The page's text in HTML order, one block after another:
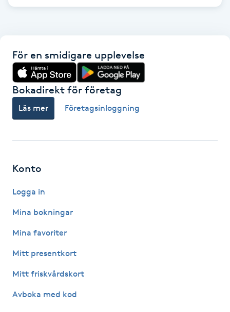
Gel naglar
Gelenaglar
Gellack
Gravidyoga
Gruppträning
För en smidigare upplevelse
Bokadirekt för företag
Läs mer Företagsinloggning
Konto
Logga in
Mina bokningar
Mina favoriter
Mitt presentkort
Mitt friskvårdskort
Avboka med kod